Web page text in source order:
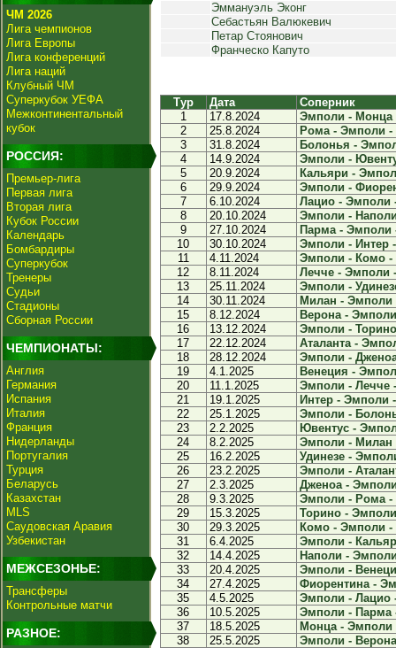
ЧМ 2026
Лига чемпионов
Лига Европы
Лига конференций
Лига наций
Клубный ЧМ
Суперкубок УЕФА
Межконтинентальный
кубок
РОССИЯ:
Премьер-лига
Первая лига
Вторая лига
Кубок России
Календарь
Бомбардиры
Суперкубок
Тренеры
Судьи
Стадионы
Сборная России
ЧЕМПИОНАТЫ:
Англия
Германия
Испания
Италия
Франция
Нидерланды
Португалия
Турция
Беларусь
Казахстан
MLS
Саудовская Аравия
Узбекистан
МЕЖСЕЗОНЬЕ:
Трансферы
Контрольные матчи
РАЗНОЕ:
Эммануэль Эконг
Себастьян Валюкевич
Петар Стоянович
Франческо Капуто
Тур Дата
Соперник
1
17.8.2024
Эмполи - Монца
2
25.8.2024
Рома - Эмполи -
3
31.8.2024
Болонья -
4
14.9.2024
Эмполи -
5
20.9.2024
Кальяри -
6
29.9.2024
Эмполи -
7
6.10.2024
Лацио - Эмполи
8
20.10.2024
Эмполи -
9
27.10.2024
Парма - Эмполи
10
30.10.2024
Эмполи - Интер
11
4.11.2024
Эмполи - Комо -
12
8.11.2024
Лечче - Эмполи
13
25.11.2024
Эмполи -
14
30.11.2024
Милан - Эмполи
15
8.12.2024
Верона -
16
13.12.2024
Эмполи -
17
22.12.2024
Аталанта -
18
28.12.2024
Эмполи -
19
4.1.2025
Венеция -
20
11.1.2025
Эмполи - Лечче
21
19.1.2025
Интер - Эмполи
22
25.1.2025
Эмполи -
23
2.2.2025
Ювентус -
24
8.2.2025
Эмполи - Милан
25
16.2.2025
Удинезе -
26
23.2.2025
Эмполи -
27
2.3.2025
Дженоа -
28
9.3.2025
Эмполи - Рома -
29
15.3.2025
Торино -
30
29.3.2025
Комо - Эмполи -
31
6.4.2025
Эмполи -
32
14.4.2025
Наполи -
33
20.4.2025
Эмполи -
34
27.4.2025
Фиорентина -
35
4.5.2025
Эмполи - Лацио
36
10.5.2025
Эмполи - Парма
37
18.5.2025
Монца - Эмполи
38
25.5.2025 Эмполи -